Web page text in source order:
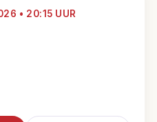
• 20:15 UUR